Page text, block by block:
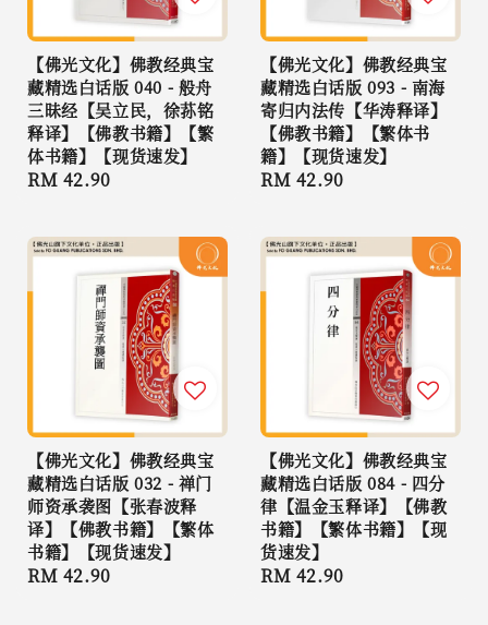
【佛光文化】佛教经典宝
藏精选白话版 040 - 般舟
三昧经【吴立民，徐荪铭
释译】【佛教书籍】【繁
体书籍】【现货速发】
Regular
RM 42.90
【佛光文化】佛教经典宝
藏精选白话版 093 - 南海
寄归内法传【华涛释译】
【佛教书籍】【繁体书
籍】【现货速发】
Regular
RM 42.90
【佛光文化】佛教经典宝
藏精选白话版 032 - 禅门
师资承袭图【张春波释
译】【佛教书籍】【繁体
书籍】【现货速发】
Regular
RM 42.90
【佛光文化】佛教经典宝
藏精选白话版 084 - 四分
律【温金玉释译】【佛教
书籍】【繁体书籍】【现
货速发】
Regular
RM 42.90